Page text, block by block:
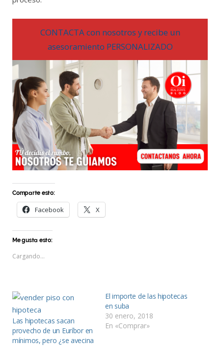
CONTACTA con nosotros y recibe un
asesoramiento PERSONALIZADO
Comparte esto:
Facebook X
Me gusta esto:
Cargando...
Las hipotecas sacan
provecho de un Euríbor en
mínimos, pero ¿se avecina
El importe de las hipotecas
en suba
30 enero, 2018
En «Comprar»